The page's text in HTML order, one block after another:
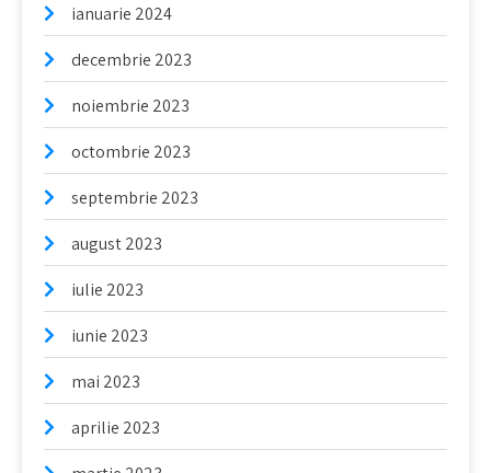
ianuarie 2024
decembrie 2023
noiembrie 2023
octombrie 2023
septembrie 2023
august 2023
iulie 2023
iunie 2023
mai 2023
aprilie 2023